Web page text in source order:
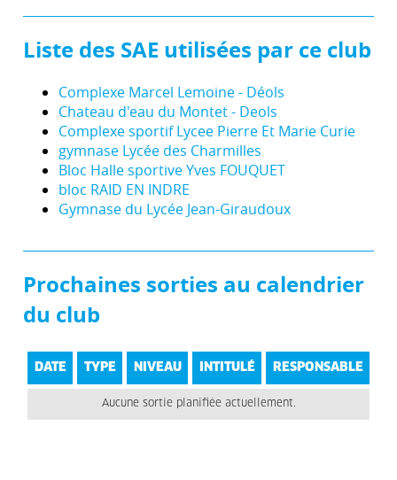
Liste des SAE utilisées par ce club
Complexe Marcel Lemoine - Déols
Chateau d'eau du Montet - Deols
Complexe sportif Lycee Pierre Et Marie Curie
gymnase Lycée des Charmilles
Bloc Halle sportive Yves FOUQUET
bloc RAID EN INDRE
Gymnase du Lycée Jean-Giraudoux
Prochaines sorties au calendrier
du club
DATE TYPE NIVEAU INTITULÉ RESPONSABLE
Aucune sortie planifiée actuellement.